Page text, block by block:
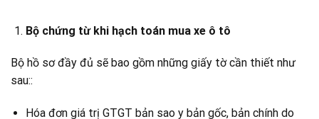
Bộ chứng từ khi hạch toán mua xe ô tô
Bộ hồ sơ đầy đủ sẽ bao gồm những giấy tờ cần thiết như
sau::
Hóa đơn giá trị GTGT bản sao y bản gốc, bản chính do